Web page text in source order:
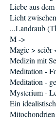
Liebe aus
Licht
...Landraub
M ->
Magie > seiðr
Medizin mit
Meditation -
Meditation -
Mysterium -
Ein